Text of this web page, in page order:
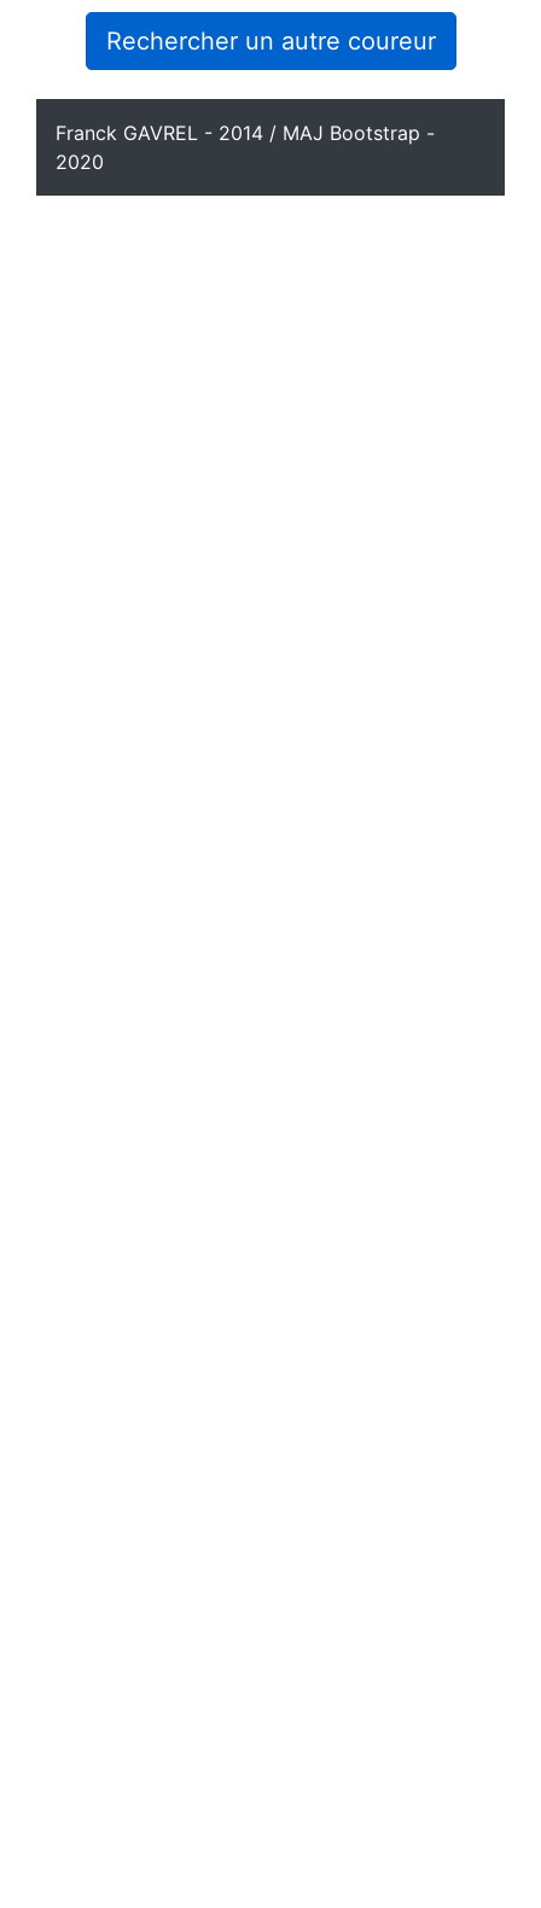
Rechercher un autre coureur
Franck GAVREL - 2014 / MAJ Bootstrap -
2020